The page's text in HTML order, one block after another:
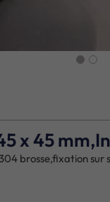
x 45
brosse,fixation sur